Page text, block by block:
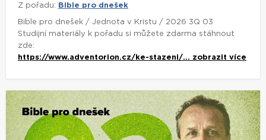
Z pořadu: Bible pro dnešek
Bible pro dnešek / Jednota v Kristu / 2026 3Q 03
Studijní materiály k pořadu si můžete zdarma stáhnout
zde:
https://www.adventorion.cz/ke-stazeni/... zobrazit více